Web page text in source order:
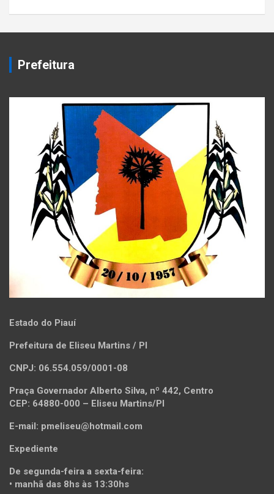
Prefeitura
Estado do Piauí
Prefeitura de Eliseu Martins / PI
CNPJ: 06.554.059/0001-08
Praça Governador Alberto Silva, nº 442, Centro
CEP: 64880-000 – Eliseu Martins/PI
E-mail: pmeliseu@hotmail.com
Expediente
De segunda-feira a sexta-feira:
• manhã das 8hs às 13:30hs